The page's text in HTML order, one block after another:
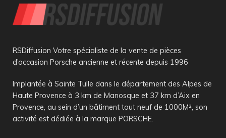
RSDiffusion Votre spécialiste de la vente de pièces
d’occasion Porsche ancienne et récente depuis 1996
Implantée à Sainte Tulle dans le département des Alpes de
Haute Provence à 3 km de Manosque et 37 km d’Aix en
Provence, au sein d’un bâtiment tout neuf de 1000M², son
activité est dédiée à la marque PORSCHE.